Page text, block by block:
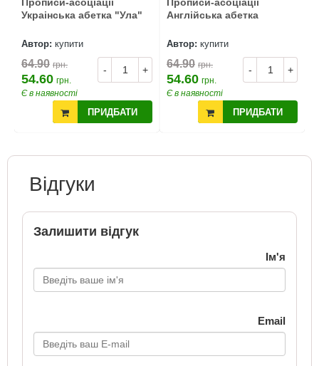
Украінська абетка "Ула"
Автор: купити
- +
64.90 грн.
54.60 грн.
Є в наявності
ПРИДБАТИ
Англійська абетка
Автор: купити
- +
64.90 грн.
54.60 грн.
Є в наявності
ПРИДБАТИ
Відгуки
Залишити відгук
Ім'я
Email